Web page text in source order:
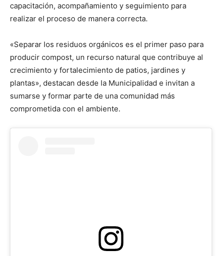
capacitación, acompañamiento y seguimiento para
realizar el proceso de manera correcta.
«Separar los residuos orgánicos es el primer paso para
producir compost, un recurso natural que contribuye al
crecimiento y fortalecimiento de patios, jardines y
plantas», destacan desde la Municipalidad e invitan a
sumarse y formar parte de una comunidad más
comprometida con el ambiente.